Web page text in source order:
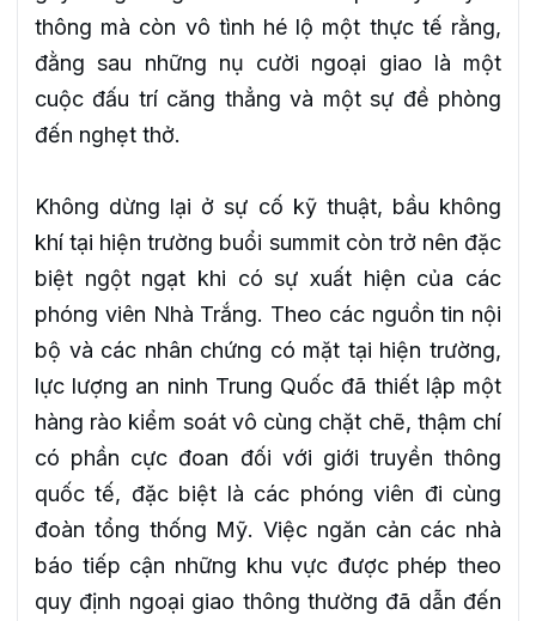
thông mà còn vô tình hé lộ một thực tế rằng,
đằng sau những nụ cười ngoại giao là một
cuộc đấu trí căng thẳng và một sự đề phòng
đến nghẹt thở.
Không dừng lại ở sự cố kỹ thuật, bầu không
khí tại hiện trường buổi summit còn trở nên đặc
biệt ngột ngạt khi có sự xuất hiện của các
phóng viên Nhà Trắng. Theo các nguồn tin nội
bộ và các nhân chứng có mặt tại hiện trường,
lực lượng an ninh Trung Quốc đã thiết lập một
hàng rào kiểm soát vô cùng chặt chẽ, thậm chí
có phần cực đoan đối với giới truyền thông
quốc tế, đặc biệt là các phóng viên đi cùng
đoàn tổng thống Mỹ. Việc ngăn cản các nhà
báo tiếp cận những khu vực được phép theo
quy định ngoại giao thông thường đã dẫn đến